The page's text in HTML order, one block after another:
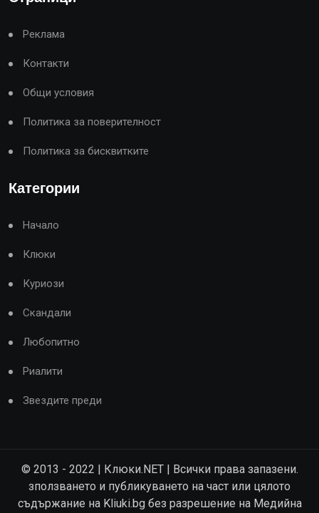
Реклама
Контакти
Общи условия
Политика за поверителност
Политика за бисквитките
Категории
Начало
Клюки
Куриози
Скандали
Любопитно
Риалити
Звездите преди
© 2013 - 2022 | Клюки.NET | Всички права запазени.
зползването и публикуването на част или цялото
съдържание на Kliuki.bg без разрешение на Медийна